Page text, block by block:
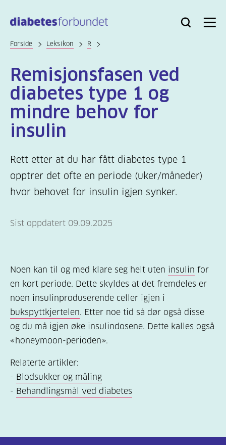
hovedinnhold
Bli
Logg
Søk Meny
Forside Leksikon R
Remisjonsfasen ved
diabetes type 1 og
mindre behov for
insulin
Rett etter at du har fått diabetes type 1
opptrer det ofte en periode (uker/måneder)
hvor behovet for insulin igjen synker.
Sist oppdatert 09.09.2025
Noen kan til og med klare seg helt uten insulin for
en kort periode. Dette skyldes at det fremdeles er
noen insulinproduserende celler igjen i
bukspyttkjertelen. Etter noe tid så dør også disse
og du må igjen øke insulindosene. Dette kalles også
«honeymoon-perioden».
Relaterte artikler:
- Blodsukker og måling
- Behandlingsmål ved diabetes